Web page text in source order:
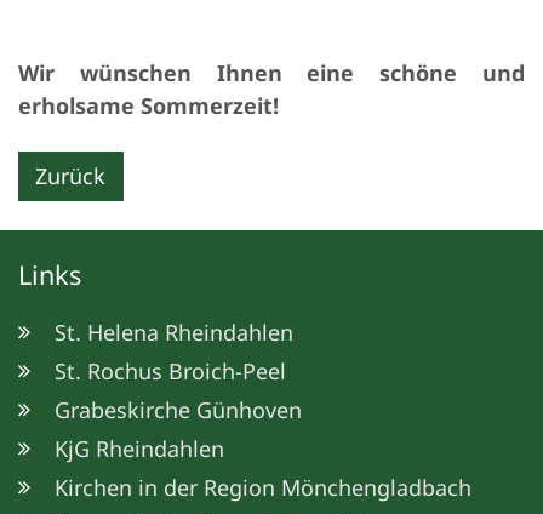
Wir wünschen Ihnen eine schöne und
erholsame Sommerzeit!
Zurück
Links
St. Helena Rheindahlen
St. Rochus Broich-Peel
Grabeskirche Günhoven
KjG Rheindahlen
Kirchen in der Region Mönchengladbach